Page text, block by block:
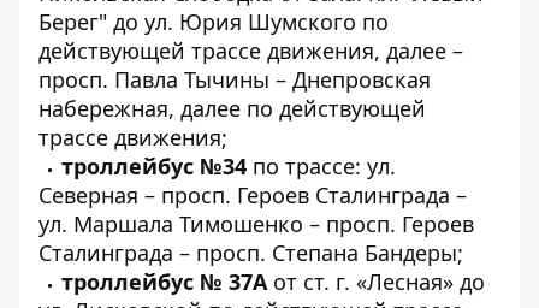
Берег" до ул. Юрия Шумского по
действующей трассе движения, далее –
просп. Павла Тычины – Днепровская
набережная, далее по действующей
трассе движения;
троллейбус №34 по трассе: ул.
Северная – просп. Героев Сталинграда –
ул. Маршала Тимошенко – просп. Героев
Сталинграда – просп. Степана Бандеры;
троллейбус № 37Аот ст. г. «Лесная» до